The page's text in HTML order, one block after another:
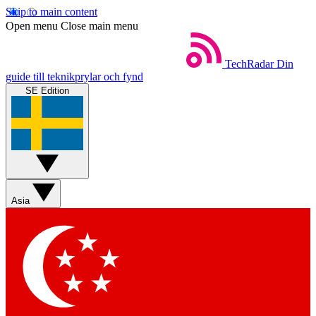
Skip to main content
Open menu Close main menu
TechRadar Din
guide till teknikprylar och fynd
SE Edition
Asia